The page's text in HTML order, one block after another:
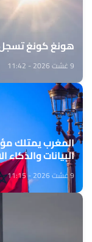
هونغ كونغ تسجل
9 غشت 2026 - 11:42
المغرب يمتلك
البيانات
9 غشت 2026 - 11:15